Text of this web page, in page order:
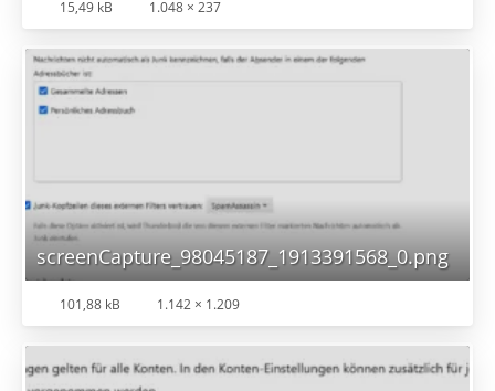
15,49 kB 1.048 × 237
screenCapture_98045187_1913391568_0.png
101,88 kB 1.142 × 1.209